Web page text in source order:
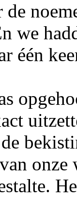
we
één
onze